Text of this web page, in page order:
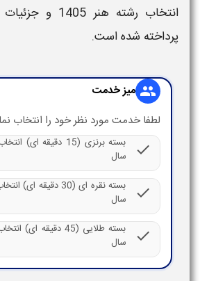
انتخاب رشته هنر1405 و
پرداخته شده است.
group میز خدمت
لطفا خدمت مورد نظر خود را انتخاب
check
بسته برنزی (15 دقیقه
سال
check
بسته نقره ای (30
سال
check
بسته طلایی (45 دقیقه
سال